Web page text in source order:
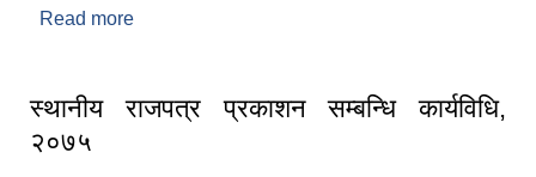
Read more
स्थानीय राजपत्र प्रकाशन सम्बन्धि कार्यविधि,
२०७५